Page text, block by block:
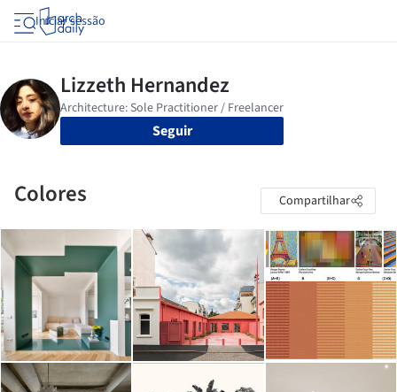
Iniciar sessão
Seguir
Colores Compartilhar